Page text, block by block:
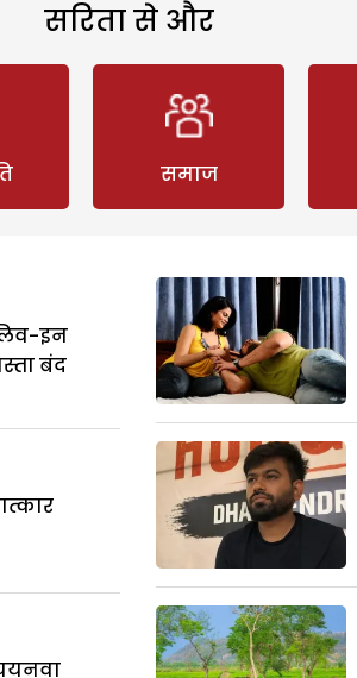
सरिता से और
समाज
इन
बंद